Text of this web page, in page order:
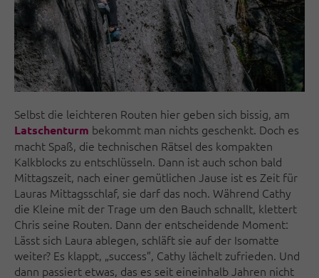
Selbst die leichteren Routen hier geben sich bissig, am
Latschenturm bekommt man nichts geschenkt. Doch es
macht Spaß, die technischen Rätsel des kompakten
Kalkblocks zu entschlüsseln. Dann ist auch schon bald
Mittagszeit, nach einer gemütlichen Jause ist es Zeit für
Lauras Mittagsschlaf, sie darf das noch. Während Cathy
die Kleine mit der Trage um den Bauch schnallt, klettert
Chris seine Routen. Dann der entscheidende Moment:
Lässt sich Laura ablegen, schläft sie auf der Isomatte
weiter? Es klappt, „success”, Cathy lächelt zufrieden. Und
dann passiert etwas, das es seit eineinhalb Jahren nicht